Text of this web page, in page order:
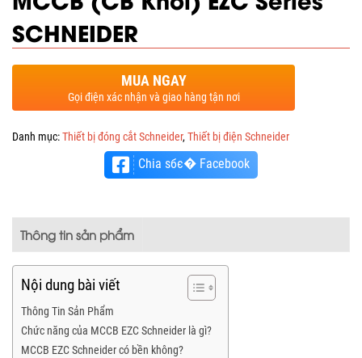
SCHNEIDER
MUA NGAY
Gọi điện xác nhận và giao hàng tận nơi
Danh mục:Thiết bị đóng cắt Schneider, Thiết bị điện Schneider
Chia sбє� Facebook
Thông tin sản phẩm
Nội dung bài viết
Thông Tin Sản Phẩm
Chức năng của MCCB EZC Schneider là gì?
MCCB EZC Schneider có bền không?